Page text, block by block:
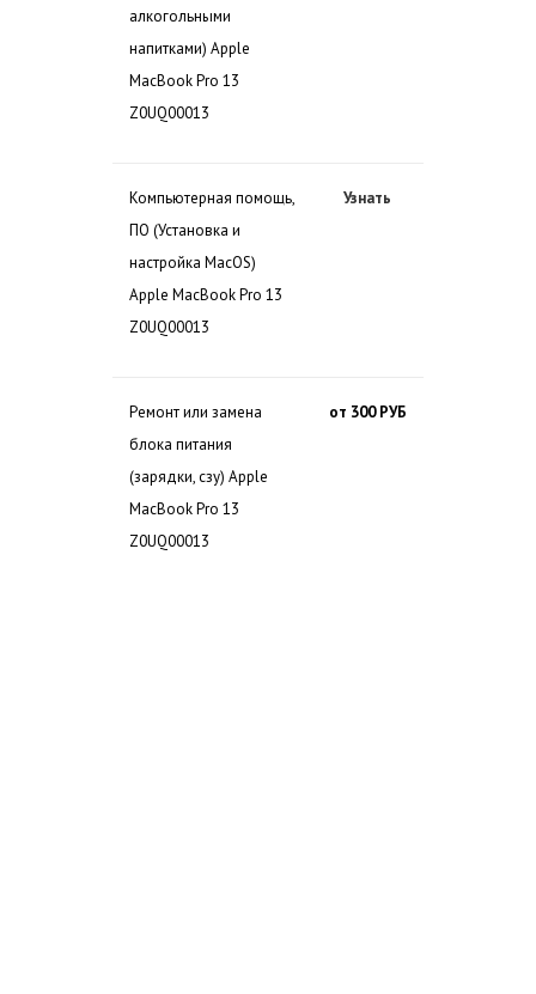
алкогольными
напитками) Apple
MacBook Pro 13
Z0UQ00013
Компьютерная помощь,
ПО (Установка и
настройка MacOS)
Apple MacBook Pro 13
Z0UQ00013
Узнать
Ремонт или замена
блока питания
(зарядки, сзу) Apple
MacBook Pro 13
Z0UQ00013
от 300 РУБ